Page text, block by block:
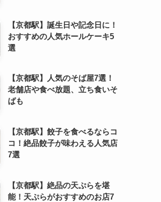
【京都駅】誕生日や記念日に！
おすすめの人気ホールケーキ5
選
【京都駅】人気のそば屋7選！
老舗店や食べ放題、立ち食いそ
ばも
【京都駅】餃子を食べるならコ
コ！絶品餃子が味わえる人気店
7選
【京都駅】絶品の天ぷらを堪
能！天ぷらがおすすめのお店7